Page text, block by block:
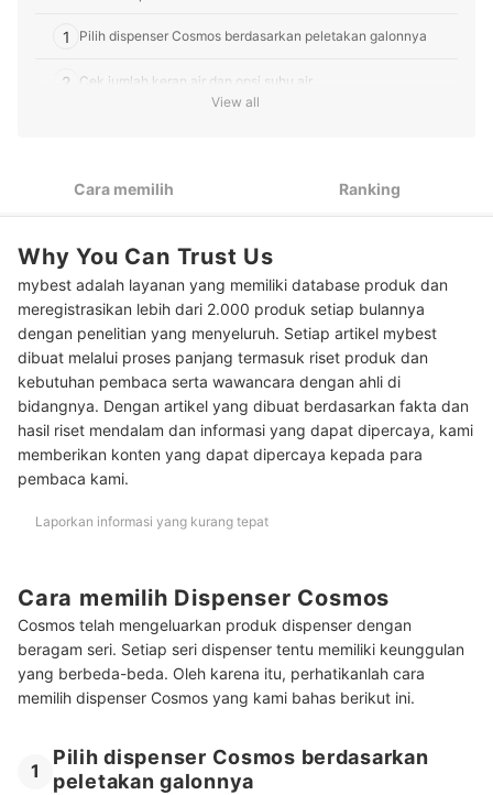
1 Pilih dispenser Cosmos berdasarkan peletakan galonnya
2 Cek jumlah keran air dan opsi suhu air
Peringkat Dispenser Cosmos Terbaik
Baca juga rekomendasi dispenser dari merek lainnya di sini
View all
Cara memilih Ranking
Why You Can Trust Us
mybest adalah layanan yang memiliki database produk dan
meregistrasikan lebih dari 2.000 produk setiap bulannya
dengan penelitian yang menyeluruh. Setiap artikel mybest
dibuat melalui proses panjang termasuk riset produk dan
kebutuhan pembaca serta wawancara dengan ahli di
bidangnya. Dengan artikel yang dibuat berdasarkan fakta dan
hasil riset mendalam dan informasi yang dapat dipercaya, kami
memberikan konten yang dapat dipercaya kepada para
pembaca kami.
Laporkan informasi yang kurang tepat
Cara memilih Dispenser Cosmos
Cosmos telah mengeluarkan produk dispenser dengan
beragam seri. Setiap seri dispenser tentu memiliki keunggulan
yang berbeda-beda. Oleh karena itu, perhatikanlah cara
memilih dispenser Cosmos yang kami bahas berikut ini.
1
Pilih dispenser Cosmos berdasarkan
peletakan galonnya